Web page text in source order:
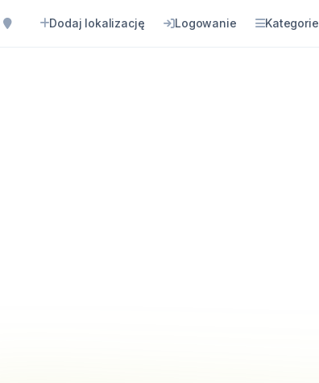
Dodaj lokalizację Logowanie Kategorie